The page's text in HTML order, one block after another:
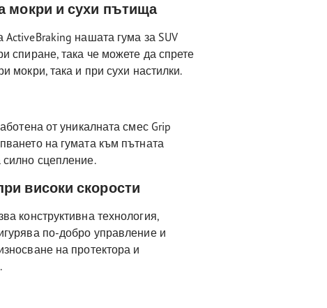
мокри и сухи пътища
нашата гума за SUV
спиране, така че можете да спрете
мокри, така и при сухи настилки.
от уникалната смес Grip
на гумата към пътната
силно сцепление.
високи скорости
конструктивна технология,
по-добро управление и
на протектора и